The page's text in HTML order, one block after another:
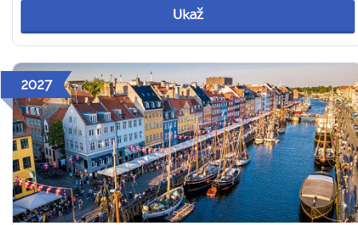
Ukaž
2027